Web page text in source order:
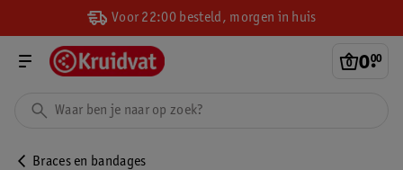
Voor 22:00 besteld, morgen in huis
0.
00
Braces en bandages